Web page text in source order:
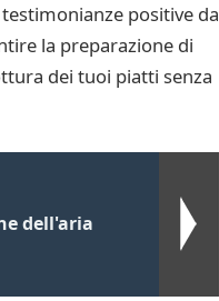
positive da
la preparazione di
dei tuoi piatti senza
dell'aria